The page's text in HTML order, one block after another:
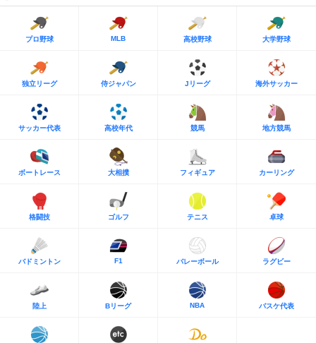
プロ野球 MLB 高校野球 大学野球
独立リーグ 侍ジャパン Jリーグ 海外サッカー
サッカー代表 高校年代 競馬 地方競馬
ボートレース 大相撲 フィギュア カーリング
格闘技 ゴルフ テニス 卓球
バドミントン F1 バレーボール ラグビー
陸上 Bリーグ NBA バスケ代表